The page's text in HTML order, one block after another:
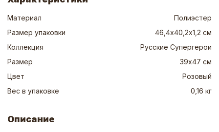
Материал
Полиэстер
Размер упаковки
46,4х40,2х1,2 см
Коллекция
Русские Супергерои
Размер
39х47 см
Цвет
Розовый
Вес в упаковке
0,16 кг
Описание